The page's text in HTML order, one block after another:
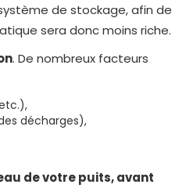
de stockage, afin de
sera donc moins riche.
. De nombreux facteurs
décharges),
de votre puits, avant